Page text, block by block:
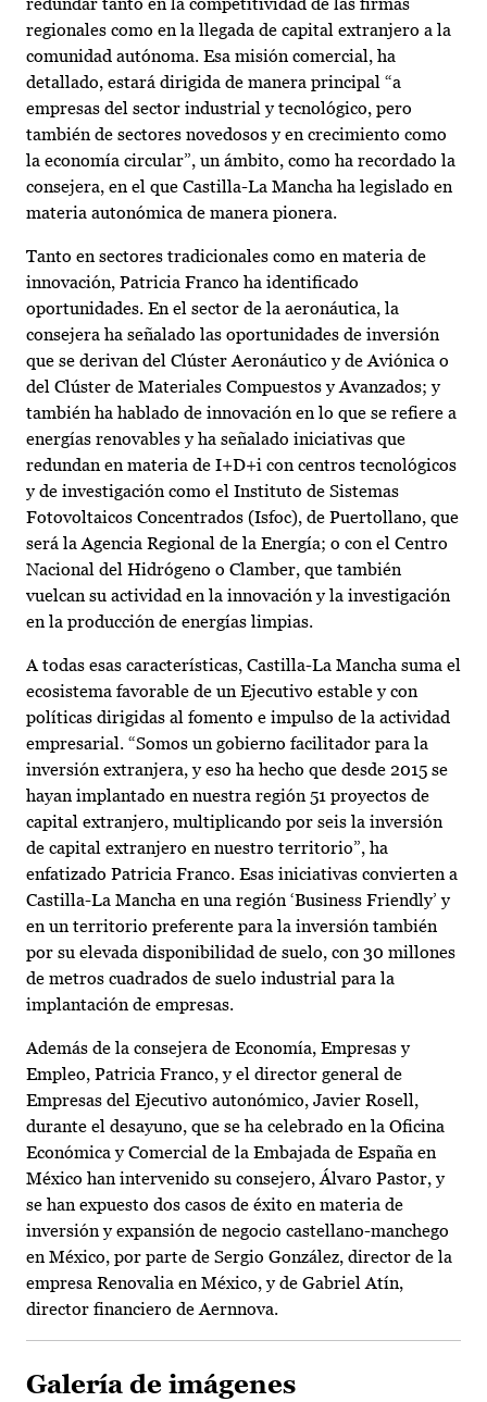
regionales como en la llegada de capital extranjero a la
comunidad autónoma. Esa misión comercial, ha
detallado, estará dirigida de manera principal “a
empresas del sector industrial y tecnológico, pero
también de sectores novedosos y en crecimiento como
la economía circular”, un ámbito, como ha recordado la
consejera, en el que Castilla-La Mancha ha legislado en
materia autonómica de manera pionera.
Tanto en sectores tradicionales como en materia de
innovación, Patricia Franco ha identificado
oportunidades. En el sector de la aeronáutica, la
consejera ha señalado las oportunidades de inversión
que se derivan del Clúster Aeronáutico y de Aviónica o
del Clúster de Materiales Compuestos y Avanzados; y
también ha hablado de innovación en lo que se refiere a
energías renovables y ha señalado iniciativas que
redundan en materia de I+D+i con centros tecnológicos
y de investigación como el Instituto de Sistemas
Fotovoltaicos Concentrados (Isfoc), de Puertollano, que
será la Agencia Regional de la Energía; o con el Centro
Nacional del Hidrógeno o Clamber, que también
vuelcan su actividad en la innovación y la investigación
en la producción de energías limpias.
A todas esas características, Castilla-La Mancha suma el
ecosistema favorable de un Ejecutivo estable y con
políticas dirigidas al fomento e impulso de la actividad
empresarial. “Somos un gobierno facilitador para la
inversión extranjera, y eso ha hecho que desde 2015 se
hayan implantado en nuestra región 51 proyectos de
capital extranjero, multiplicando por seis la inversión
de capital extranjero en nuestro territorio”, ha
enfatizado Patricia Franco. Esas iniciativas convierten a
Castilla-La Mancha en una región ‘Business Friendly’ y
en un territorio preferente para la inversión también
por su elevada disponibilidad de suelo, con 30 millones
de metros cuadrados de suelo industrial para la
implantación de empresas.
Además de la consejera de Economía, Empresas y
Empleo, Patricia Franco, y el director general de
Empresas del Ejecutivo autonómico, Javier Rosell,
durante el desayuno, que se ha celebrado en la Oficina
Económica y Comercial de la Embajada de España en
México han intervenido su consejero, Álvaro Pastor, y
se han expuesto dos casos de éxito en materia de
inversión y expansión de negocio castellano-manchego
en México, por parte de Sergio González, director de la
empresa Renovalia en México, y de Gabriel Atín,
director financiero de Aernnova.
Galería de imágenes